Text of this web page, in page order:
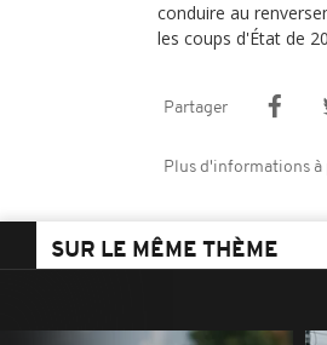
conduire au
les coups d'État de
Partager
Plus d'informations à
SUR LE MÊME THÈME